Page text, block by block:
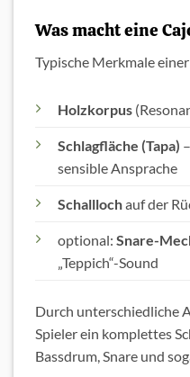
Was macht eine
Typische Merkmale
Holzkorpus
Schlagfläche (Tapa)
sensible Ansprache
Schalllochauf der
optional: Snare-
„Teppich“-Sound
Durch unterschiedliche
Spieler ein komplettes
Bassdrum, Snare und